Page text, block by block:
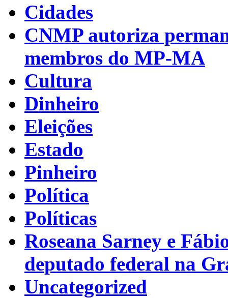
Cidades
CNMP autoriza
membros do MP-MA
Cultura
Dinheiro
Eleições
Estado
Pinheiro
Política
Políticas
Roseana Sarney e
deputado federal na
Uncategorized